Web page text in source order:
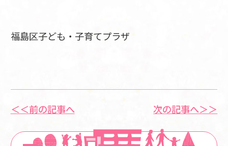
福島区子ども・子育てプラザ
＜＜前の記事へ 次の記事へ＞＞